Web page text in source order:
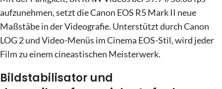
aufzunehmen, setzt die Canon EOS R5 Mark II neue
Maßstäbe in der Videografie. Unterstützt durch Canon
LOG 2 und Video-Menüs im Cinema EOS-Stil, wird jeder
Film zu einem cineastischen Meisterwerk.
Bildstabilisator und